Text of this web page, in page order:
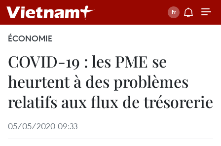
ÉCONOMIE
COVID-19 : les PME se
heurtent à des problèmes
relatifs aux flux de trésorerie
05/05/2020 09:33